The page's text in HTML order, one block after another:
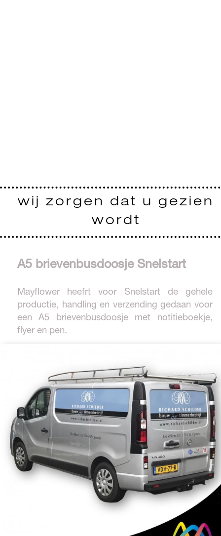
wij zorgen dat u gezien
wordt
A5 brievenbusdoosje Snelstart
Mayflower heefrt voor Snelstart de gehele
productie, handling en verzending gedaan voor
een A5 brievenbusdoosje met notitieboekje,
flyer en pen.